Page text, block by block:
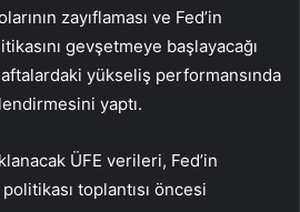
zayıflaması ve Fed’in
gevşetmeye başlayacağı
yükseliş performansında
yaptı.
ÜFE verileri, Fed’in
toplantısı öncesi